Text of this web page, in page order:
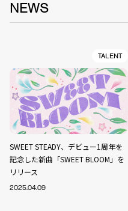
NEWS
TALENT
SWEET STEADY、デビュー1周年を
記念した新曲「SWEET BLOOM」を
リリース
2025.04.09